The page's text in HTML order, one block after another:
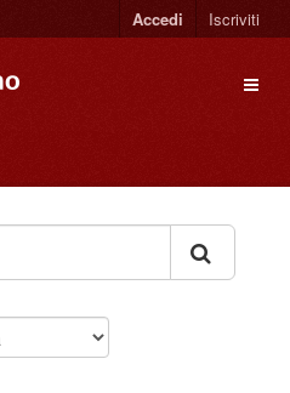
Accedi Iscriviti